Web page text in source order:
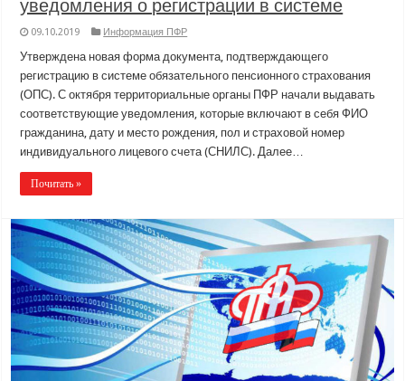
уведомления о регистрации в системе
09.10.2019 Информация ПФР
Утверждена новая форма документа, подтверждающего
регистрацию в системе обязательного пенсионного страхования
(ОПС). С октября территориальные органы ПФР начали выдавать
соответствующие уведомления, которые включают в себя ФИО
гражданина, дату и место рождения, пол и страховой номер
индивидуального лицевого счета (СНИЛС). Далее…
Почитать »